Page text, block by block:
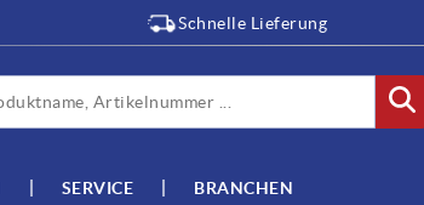
Schnelle Lieferung
SERVICE BRANCHEN